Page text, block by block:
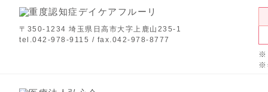
〒350-1234 埼玉県日高市大字上鹿山235-1
tel.042-978-9115 / fax.042-978-8777
※
※